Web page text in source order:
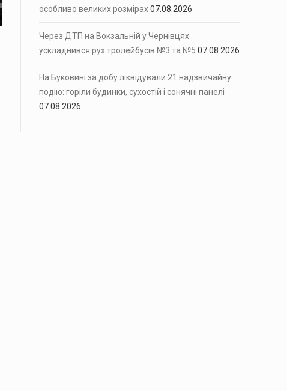
особливо великих розмірах07.08.2026
Через ДТП на Вокзальній у Чернівцях
ускладнився рух тролейбусів №3 та №5 07.08.2026
На Буковині за добу ліквідували 21 надзвичайну
подію: горіли будинки, сухостій і сонячні панелі
07.08.2026